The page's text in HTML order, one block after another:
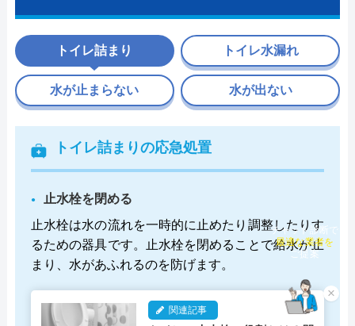
トイレ詰まり
トイレ詰まりの応急処置
止水栓を閉める
止水栓は水の流れを一時的に止めたり調整したりす
るための器具です。止水栓を閉めることで給水が止
まり、水があふれるのを防げます。
関連記事
トイレ水漏れ
水が止まらない 水が出ない
×
チャット診断で
最適な業者を
ご提案